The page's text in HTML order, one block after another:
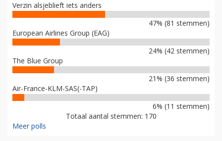
Verzin alsjeblieft iets anders
47% (81 stemmen)
European Airlines Group (EAG)
24% (42 stemmen)
The Blue Group
21% (36 stemmen)
Air-France-KLM-SAS(-TAP)
6% (11 stemmen)
Totaal aantal stemmen: 170
Meer polls